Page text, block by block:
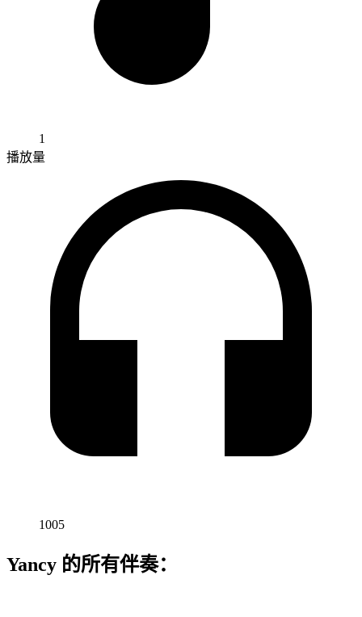
1
播放量
1005
Yancy 的所有伴奏：